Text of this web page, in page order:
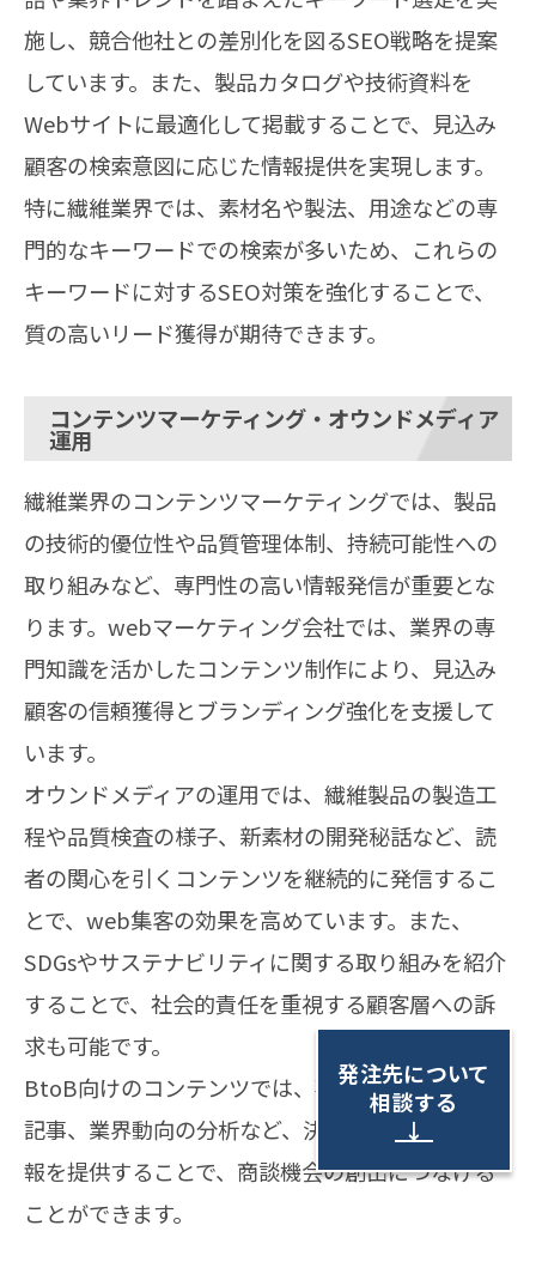
施し、競合他社との差別化を図るSEO戦略を提案
しています。また、製品カタログや技術資料を
Webサイトに最適化して掲載することで、見込み
顧客の検索意図に応じた情報提供を実現します。
特に繊維業界では、素材名や製法、用途などの専
門的なキーワードでの検索が多いため、これらの
キーワードに対するSEO対策を強化することで、
質の高いリード獲得が期待できます。
コンテンツマーケティング・オウンドメディア
運用
繊維業界のコンテンツマーケティングでは、製品
の技術的優位性や品質管理体制、持続可能性への
取り組みなど、専門性の高い情報発信が重要とな
ります。webマーケティング会社では、業界の専
門知識を活かしたコンテンツ制作により、見込み
顧客の信頼獲得とブランディング強化を支援して
います。
オウンドメディアの運用では、繊維製品の製造工
程や品質検査の様子、新素材の開発秘話など、読
者の関心を引くコンテンツを継続的に発信するこ
とで、web集客の効果を高めています。また、
SDGsやサステナビリティに関する取り組みを紹介
することで、社会的責任を重視する顧客層への訴
求も可能です。
BtoB向けのコンテンツでは、事例紹介や技術解説
記事、業界動向の分析など、決裁権者が求める情
報を提供することで、商談機会の創出につなげる
ことができます。
発注先について
相談する
↓